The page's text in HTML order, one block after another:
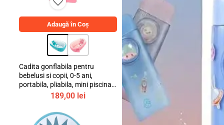
Adaugă în Coș
Cadita gonflabila pentru
bebelusi si copii, 0-5 ani,
portabila, pliabila, mini piscina
de calatorie, bebeLOGIC™
189,00 lei